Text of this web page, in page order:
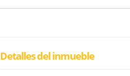
Detalles del inmueble